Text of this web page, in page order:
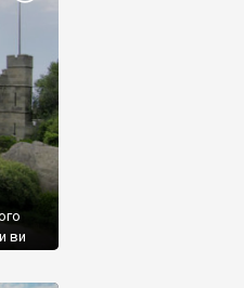
ви